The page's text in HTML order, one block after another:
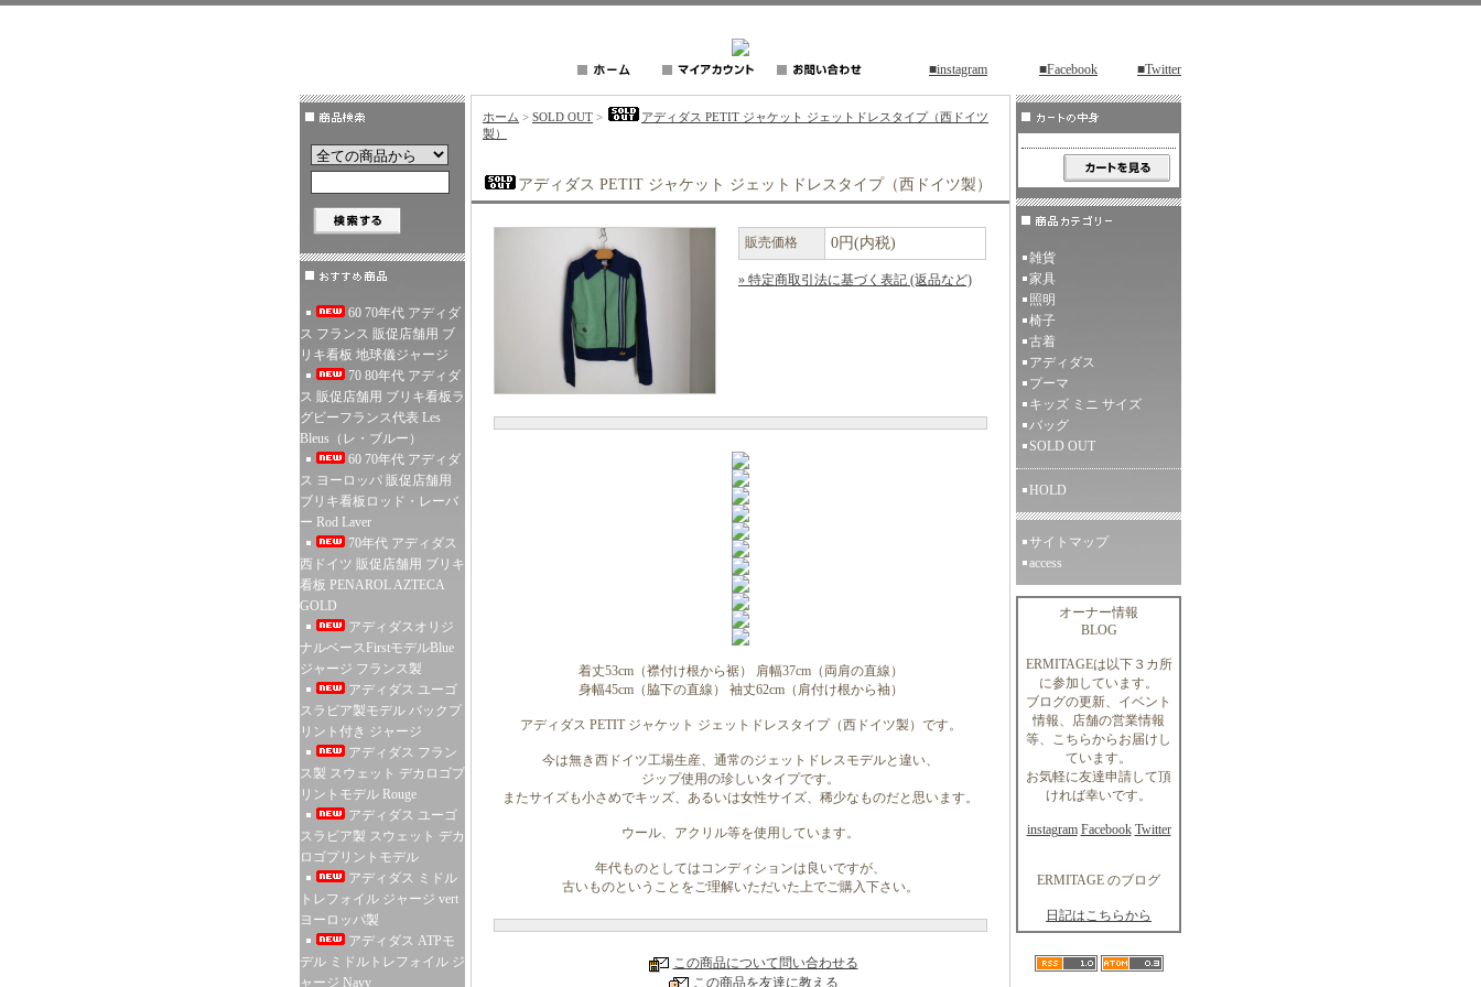
■instagram ■Facebook ■Twitter
60 70年代 アディダ
ス フランス 販促店舗用 ブ
リキ看板 地球儀ジャージ
70 80年代 アディダ
ス 販促店舗用 ブリキ看板ラ
グビーフランス代表 Les
Bleus（レ・ブルー）
60 70年代 アディダ
ス ヨーロッパ 販促店舗用
ブリキ看板ロッド・レーバ
ー Rod Laver
70年代 アディダス
西ドイツ 販促店舗用 ブリキ
看板 PENAROL AZTECA
GOLD
アディダスオリジ
ナルベースFirstモデルBlue
ジャージ フランス製
アディダス ユーゴ
スラビア製モデル バックプ
リント付き ジャージ
アディダス フラン
ス製 スウェット デカロゴプ
リントモデル Rouge
アディダス ユーゴ
スラビア製 スウェット デカ
ロゴプリントモデル
アディダス ミドル
トレフォイル ジャージ vert
ヨーロッパ製
アディダス ATPモ
デル ミドルトレフォイル ジ
ャージ Navy
ホーム > SOLD OUT >
アディダス PETIT ジャケット ジェットドレスタイプ（西ドイツ
製）
アディダス PETIT ジャケット ジェットドレスタイプ（西ドイツ製）
販売価格 0円(内税)
» 特定商取引法に基づく表記 (返品など)
着丈53cm（襟付け根から裾） 肩幅37cm（両肩の直線）
身幅45cm（脇下の直線） 袖丈62cm（肩付け根から袖）
アディダス PETIT ジャケット ジェットドレスタイプ（西ドイツ製）です。
今は無き西ドイツ工場生産、通常のジェットドレスモデルと違い、
ジップ使用の珍しいタイプです。
またサイズも小さめでキッズ、あるいは女性サイズ、稀少なものだと思います。
ウール、アクリル等を使用しています。
年代ものとしてはコンディションは良いですが、
古いものということをご理解いただいた上でご購入下さい。
この商品について問い合わせる
この商品を友達に教える
雑貨
家具
照明
椅子
古着
アディダス
プーマ
キッズ ミニ サイズ
バッグ
SOLD OUT
HOLD
サイトマップ
access
オーナー情報
BLOG
ERMITAGEは以下３カ所
に参加しています。
ブログの更新、イベント
情報、店舗の営業情報
等、こちらからお届けし
ています。
お気軽に友達申請して頂
ければ幸いです。
instagram Facebook Twitter
ERMITAGE のブログ
日記はこちらから